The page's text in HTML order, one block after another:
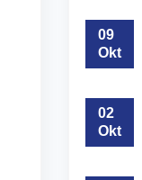
09
Okt
02
Okt